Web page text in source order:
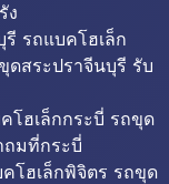
ง
รถแบคโฮเล็ก
ดสระปราจีนบุรี รับ
โฮเล็กกระบี่ รถขุด
ถมที่กระบี่
โฮเล็กพิจิตร รถขุด